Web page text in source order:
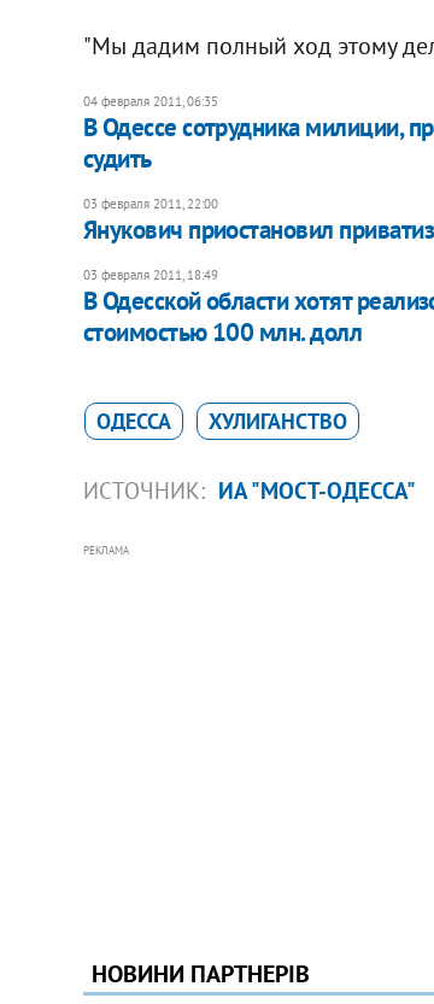
"Мы дадим полный ход этому
04 февраля 2011, 06:35
В Одессе сотрудника милиции,
судить
03 февраля 2011, 22:00
Янукович приостановил
03 февраля 2011, 18:49
В Одесской области хотят
стоимостью 100 млн. долл
ОДЕССА ХУЛИГАНСТВО
ИСТОЧНИК: ИА "МОСТ-ОДЕССА"
РЕКЛАМА